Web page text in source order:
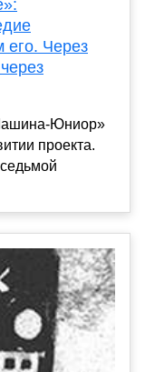
его. Через
Юниор»
проекта.